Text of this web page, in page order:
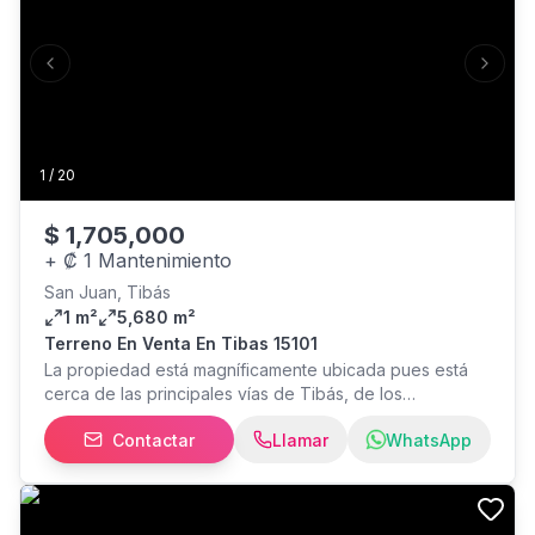
1 / 20
Previous slide Next
$ 1,705,000
+ ₡ 1 Mantenimiento
San Juan, Tibás
1 m²
5,680 m²
Terreno En Venta En Tibas 15101
La propiedad está magníficamente ubicada pues está
cerca de las principales vías de Tibás, de los
comercios, paradas de buses etc. Ideal para comercio o
bien un desarrollo habitacional. Cuenta con casi 28
metros de frente a calle pública. Es totalmente plano.
Cuenta con uso de suelo comercial y residencial
Contactar Llamar WhatsApp